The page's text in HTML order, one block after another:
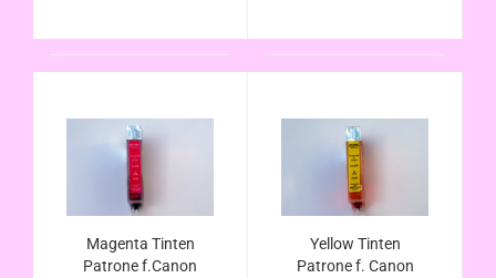
526
526
Magenta Tinten
Patrone f.Canon
Yellow Tinten
Patrone f. Canon